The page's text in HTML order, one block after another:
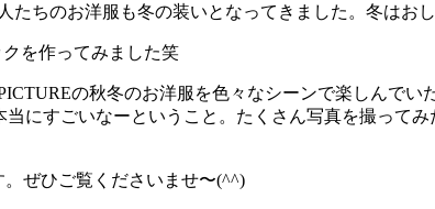
ちのお洋服も冬の装いとなってきました。冬はお
を作ってみました笑
の秋冬のお洋服を色々なシーンで楽しんで
にすごいなーということ。たくさん写真を撮って
す。ぜひご覧くださいませ〜(^^)